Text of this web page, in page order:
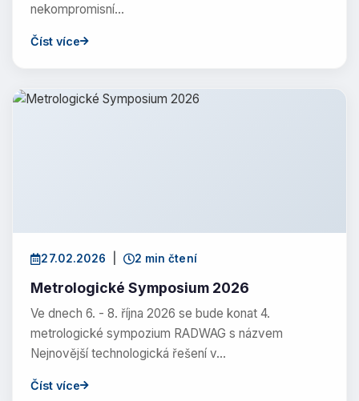
nekompromisní…
Číst více
27.02.2026 2 min čtení
Metrologické Symposium 2026
Ve dnech 6. - 8. října 2026 se bude konat 4.
metrologické sympozium RADWAG s názvem
Nejnovější technologická řešení v…
Číst více